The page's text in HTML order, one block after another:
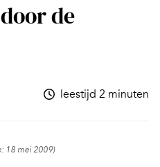
de
leestijd 2 minuten
18 mei 2009)